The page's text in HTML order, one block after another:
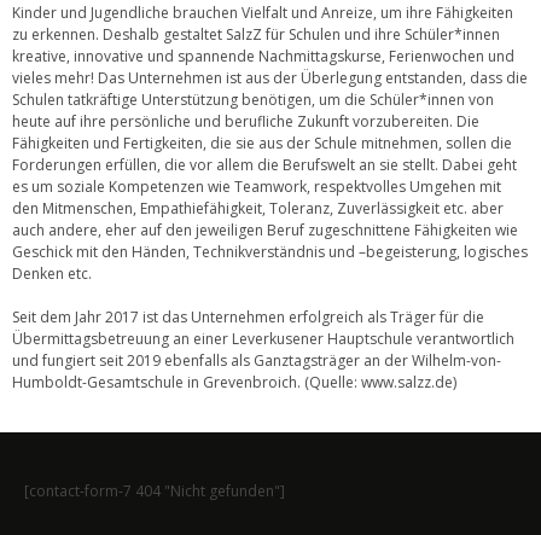
Kinder und Jugendliche brauchen Vielfalt und Anreize, um ihre Fähigkeiten
zu erkennen. Deshalb gestaltet SalzZ für Schulen und ihre Schüler*innen
kreative, innovative und spannende Nachmittagskurse, Ferienwochen und
vieles mehr! Das Unternehmen ist aus der Überlegung entstanden, dass die
Schulen tatkräftige Unterstützung benötigen, um die Schüler*innen von
heute auf ihre persönliche und berufliche Zukunft vorzubereiten. Die
Fähigkeiten und Fertigkeiten, die sie aus der Schule mitnehmen, sollen die
Forderungen erfüllen, die vor allem die Berufswelt an sie stellt. Dabei geht
es um soziale Kompetenzen wie Teamwork, respektvolles Umgehen mit
den Mitmenschen, Empathiefähigkeit, Toleranz, Zuverlässigkeit etc. aber
auch andere, eher auf den jeweiligen Beruf zugeschnittene Fähigkeiten wie
Geschick mit den Händen, Technikverständnis und –begeisterung, logisches
Denken etc.
Seit dem Jahr 2017 ist das Unternehmen erfolgreich als Träger für die
Übermittagsbetreuung an einer Leverkusener Hauptschule verantwortlich
und fungiert seit 2019 ebenfalls als Ganztagsträger an der Wilhelm-von-
Humboldt-Gesamtschule in Grevenbroich. (Quelle: www.salzz.de)
[contact-form-7 404 "Nicht gefunden"]